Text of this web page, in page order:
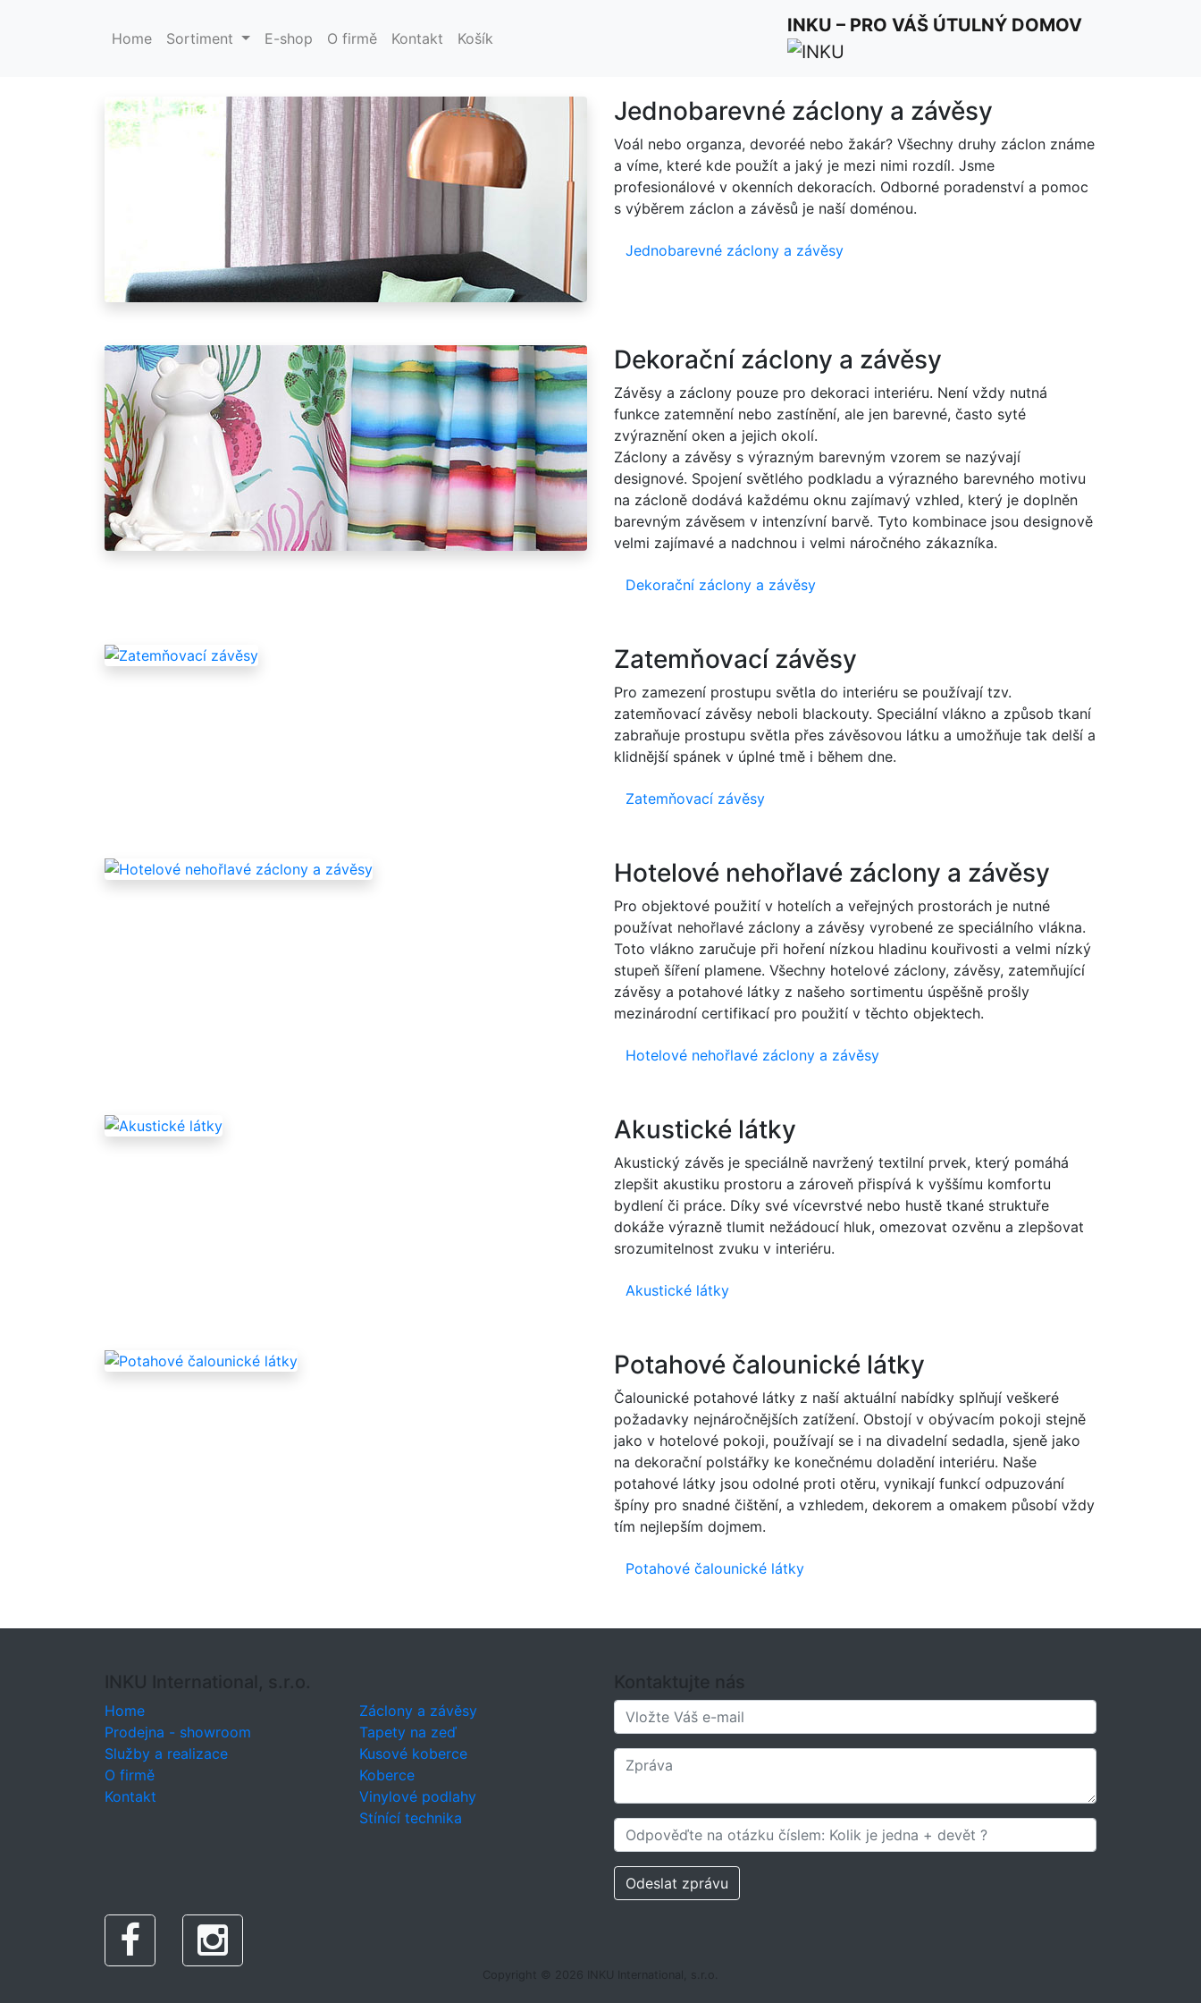
INKU – PRO VÁŠ ÚTULNÝ DOMOV
Home Sortiment E-shop O firmě Kontakt Košík
Záclony a závěsy
Jednobarevné záclony a závěsy
Voál nebo organza, devoréé nebo žakár? Všechny druhy záclon známe
a víme, které kde použít a jaký je mezi nimi rozdíl. Jsme
profesionálové v okenních dekoracích. Odborné poradenství a pomoc
s výběrem záclon a závěsů je naší doménou.
Jednobarevné záclony a závěsy
Dekorační záclony a závěsy
Závěsy a záclony pouze pro dekoraci interiéru. Není vždy nutná
funkce zatemnění nebo zastínění, ale jen barevné, často syté
zvýraznění oken a jejich okolí.
Záclony a závěsy s výrazným barevným vzorem se nazývají
designové. Spojení světlého podkladu a výrazného barevného motivu
na zácloně dodává každému oknu zajímavý vzhled, který je doplněn
barevným závěsem v intenzívní barvě. Tyto kombinace jsou designově
velmi zajímavé a nadchnou i velmi náročného zákazníka.
Dekorační záclony a závěsy
Zatemňovací závěsy
Pro zamezení prostupu světla do interiéru se používají tzv.
zatemňovací závěsy neboli blackouty. Speciální vlákno a způsob tkaní
zabraňuje prostupu světla přes závěsovou látku a umožňuje tak delší a
klidnější spánek v úplné tmě i během dne.
Zatemňovací závěsy
Hotelové nehořlavé záclony a závěsy
Pro objektové použití v hotelích a veřejných prostorách je nutné
používat nehořlavé záclony a závěsy vyrobené ze speciálního vlákna.
Toto vlákno zaručuje při hoření nízkou hladinu kouřivosti a velmi nízký
stupeň šíření plamene. Všechny hotelové záclony, závěsy, zatemňující
závěsy a potahové látky z našeho sortimentu úspěšně prošly
mezinárodní certifikací pro použití v těchto objektech.
Hotelové nehořlavé záclony a závěsy
Akustické látky
Akustický závěs je speciálně navržený textilní prvek, který pomáhá
zlepšit akustiku prostoru a zároveň přispívá k vyššímu komfortu
bydlení či práce. Díky své vícevrstvé nebo hustě tkané struktuře
dokáže výrazně tlumit nežádoucí hluk, omezovat ozvěnu a zlepšovat
srozumitelnost zvuku v interiéru.
Akustické látky
Potahové čalounické látky
Čalounické potahové látky z naší aktuální nabídky splňují veškeré
požadavky nejnáročnějších zatížení. Obstojí v obývacím pokoji stejně
jako v hotelové pokoji, používají se i na divadelní sedadla, sjeně jako
na dekorační polstářky ke konečnému doladění interiéru. Naše
potahové látky jsou odolné proti otěru, vynikají funkcí odpuzování
špíny pro snadné čištění, a vzhledem, dekorem a omakem působí vždy
tím nejlepším dojmem.
Potahové čalounické látky
INKU International, s.r.o.
Home
Prodejna - showroom
Služby a realizace
O firmě
Kontakt
Záclony a závěsy
Tapety na zeď
Kusové koberce
Koberce
Vinylové podlahy
Stínící technika
Kontaktujte nás
Odeslat zprávu
Copyright © 2026 INKU International, s.r.o.